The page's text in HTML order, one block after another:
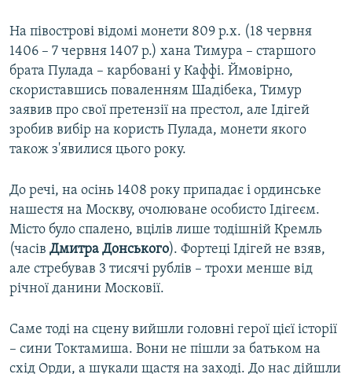
На півострові відомі монети 809 р.х. (18 червня
1406 – 7 червня 1407 р.) хана Тимура – старшого
брата Пулада – карбовані у Каффі. Ймовірно,
скориставшись поваленням Шадібека, Тимур
заявив про свої претензії на престол, але Ідігей
зробив вибір на користь Пулада, монети якого
також з'явилися цього року.
До речі, на осінь 1408 року припадає і ординське
нашестя на Москву, очолюване особисто Ідігеєм.
Місто було спалено, вцілів лише тодішній Кремль
(часів Дмитра Донського). Фортеці Ідігей не взяв,
але стребував 3 тисячі рублів – трохи менше від
річної данини Московії.
Саме тоді на сцену вийшли головні герої цієї історії
– сини Токтамиша. Вони не пішли за батьком на
схід Орди, а шукали щастя на заході. До нас дійшли